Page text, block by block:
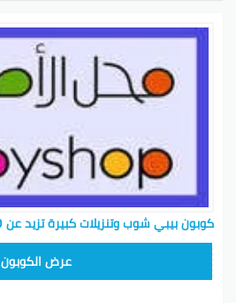
كوبون بيبي شوب وتنزيلات كبيرة تزيد عن 70% على ملابس الصغار
عرض الكوبون